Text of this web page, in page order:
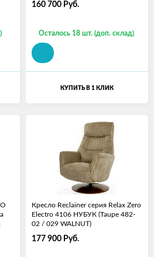
160 700 Руб.
Осталось 18 шт. (доп. склад)
КУПИТЬ В 1 КЛИК
Кресло Reclainer серия Relax Zero
Electro 4106 НУБУК (Taupe 482-
02 / 029 WALNUT)
177 900 Руб.